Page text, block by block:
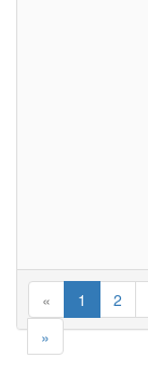
« 1 2
»